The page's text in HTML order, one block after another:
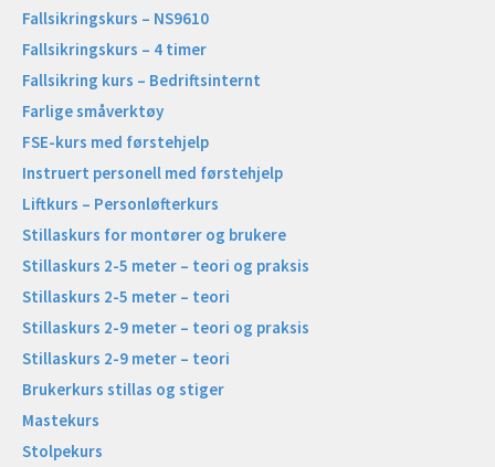
Fallsikringskurs – NS9610
Fallsikringskurs – 4 timer
Fallsikring kurs – Bedriftsinternt
Farlige småverktøy
FSE-kurs med førstehjelp
Instruert personell med førstehjelp
Liftkurs – Personløfterkurs
Stillaskurs for montører og brukere
Stillaskurs 2-5 meter – teori og praksis
Stillaskurs 2-5 meter – teori
Stillaskurs 2-9 meter – teori og praksis
Stillaskurs 2-9 meter – teori
Brukerkurs stillas og stiger
Mastekurs
Stolpekurs